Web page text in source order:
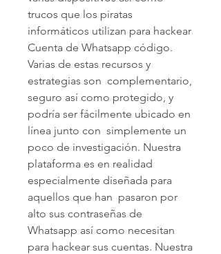
trucos que los piratas
informáticos utilizan para hackear
Cuenta de Whatsapp código.
Varias de estas recursos y
estrategias son  complementario,
seguro así como protegido, y
podría ser fácilmente ubicado en
línea junto con  simplemente un
poco de investigación. Nuestra
plataforma es en realidad
especialmente diseñada para
aquellos que han  pasaron por
alto sus contraseñas de
Whatsapp así como necesitan
para hackear sus cuentas. Nuestra